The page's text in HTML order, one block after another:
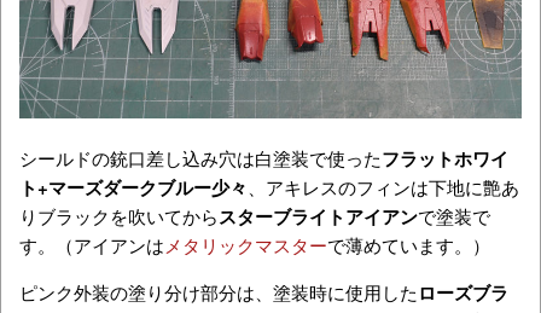
シールドの銃口差し込み穴は白塗装で使ったフラットホワイ
ト+マーズダークブルー少々 、アキレスのフィンは下地に艶あ
りブラックを吹いてからスターブライトアイアンで塗装で
す。（アイアンは メタリックマスターで薄めています。）
ピンク外装の塗り分け部分は、塗装時に使用したローズブラ